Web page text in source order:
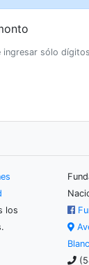
ingresar sólo
los